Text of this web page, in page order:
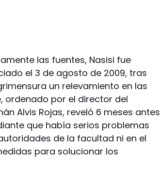
las fuentes, Nasisi fue
el 3 de agosto de 2009, tras
un relevamiento en las
ordenado por el director del
Alvis Rojas, reveló 6 meses antes
que había serios problemas
de la facultad ni en el
para solucionar los